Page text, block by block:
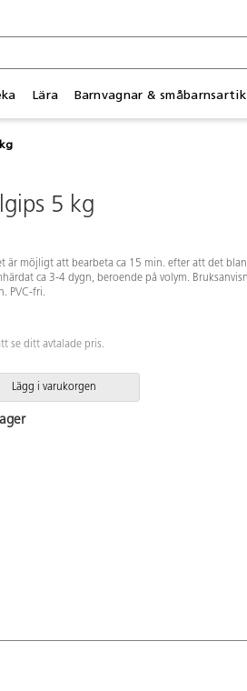
Lära Barnvagnar &
5 kg
är möjligt att bearbeta ca 15 min. efter att det
ca 3-4 dygn, beroende på volym.
PVC-fri.
se ditt avtalade pris.
Lägg i varukorgen